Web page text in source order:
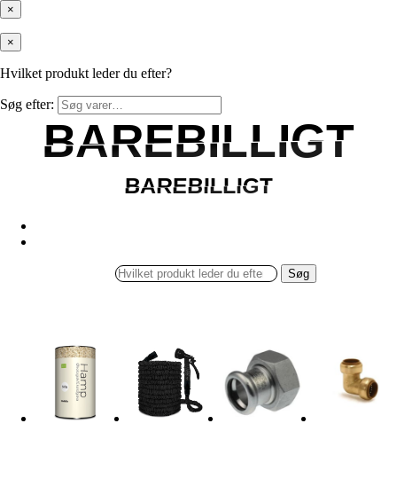
×
×
Hvilket produkt leder du efter?
Søg efter:
BAREBILLIGT
BAREBILLIGT
BAREBILLIGT
BAREBILLIGT
Søg